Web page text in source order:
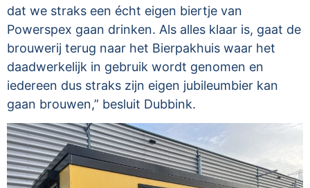
dat we straks een écht eigen biertje van
Powerspex gaan drinken. Als alles klaar is, gaat de
brouwerij terug naar het Bierpakhuis waar het
daadwerkelijk in gebruik wordt genomen en
iedereen dus straks zijn eigen jubileumbier kan
gaan brouwen,” besluit Dubbink.